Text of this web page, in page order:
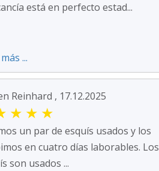
está en perfecto estad...
...
Reinhard , 17.12.2025
★ ★ ★
un par de esquís usados y los
en cuatro días laborables. Los
son usados ...